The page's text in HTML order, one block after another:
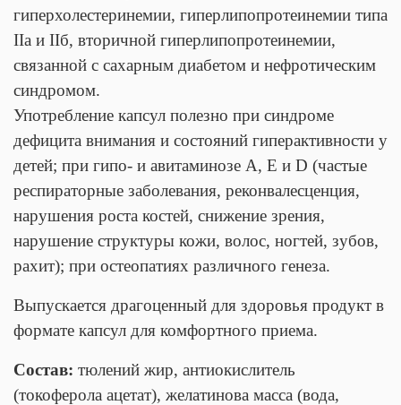
гиперхолестеринемии, гиперлипопротеинемии типа
IIа и IIб, вторичной гиперлипопротеинемии,
связанной с сахарным диабетом и нефротическим
синдромом.
Употребление капсул полезно при синдроме
дефицита внимания и состояний гиперактивности у
детей; при гипо- и авитаминозе A, Е и D (частые
респираторные заболевания, реконвалесценция,
нарушения роста костей, снижение зрения,
нарушение структуры кожи, волос, ногтей, зубов,
рахит); при остеопатиях различного генеза.
Выпускается драгоценный для здоровья продукт в
формате капсул для комфортного приема.
Состав: тюлений жир, антиокислитель
(токоферола ацетат), желатинова масса (вода,